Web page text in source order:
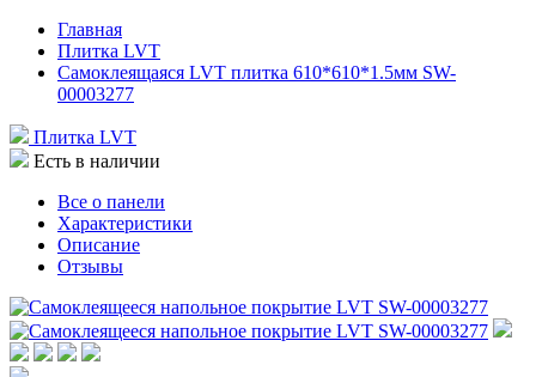
Главная
Плитка LVT
Самоклеящаяся LVT плитка 610*610*1.5мм SW-
00003277
Плитка LVT
Есть в наличии
Все о панели
Характеристики
Описание
Отзывы